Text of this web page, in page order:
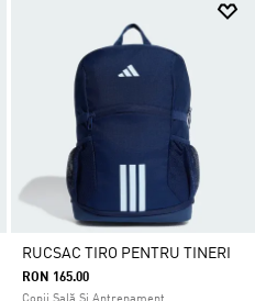
RUCSAC TIRO PENTRU TINERI
RON 165.00